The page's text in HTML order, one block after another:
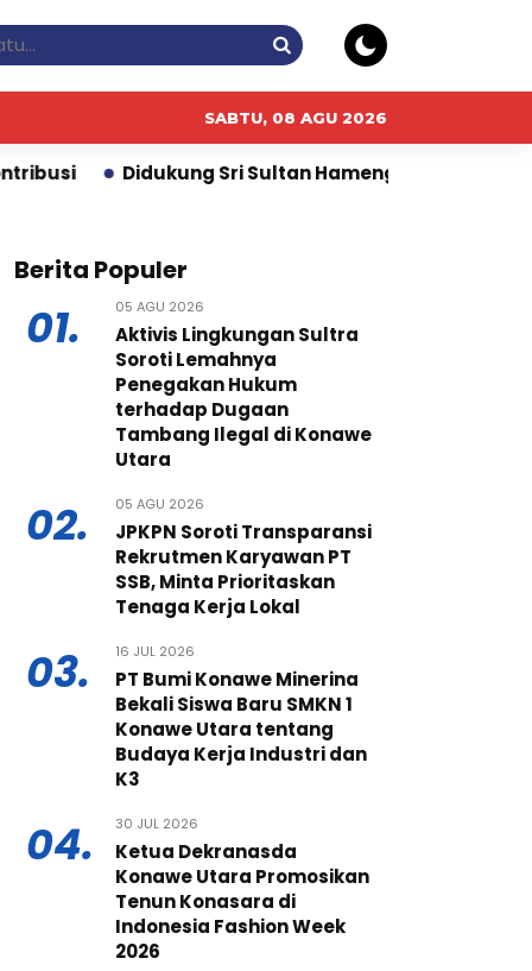
SABTU, 08 AGU 2026
Sri Sultan Hamengku Buwono X, Jasa Marga
Berita Populer
01. 05 AGU 2026
Aktivis Lingkungan Sultra
Soroti Lemahnya
Penegakan Hukum
terhadap Dugaan
Tambang Ilegal di Konawe
Utara
02. 05 AGU 2026
JPKPN Soroti Transparansi
Rekrutmen Karyawan PT
SSB, Minta Prioritaskan
Tenaga Kerja Lokal
03. 16 JUL 2026
PT Bumi Konawe Minerina
Bekali Siswa Baru SMKN 1
Konawe Utara tentang
Budaya Kerja Industri dan
K3
04. 30 JUL 2026
Ketua Dekranasda
Konawe Utara Promosikan
Tenun Konasara di
Indonesia Fashion Week
2026